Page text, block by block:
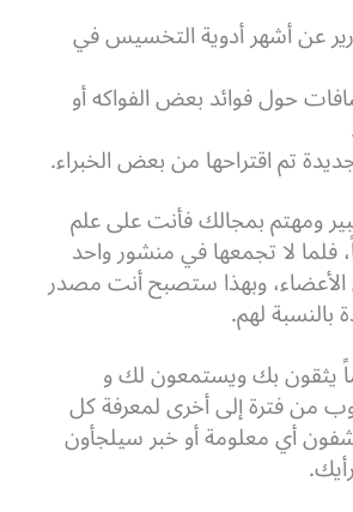
عن أشهر أدوية التخسيس في
حول فوائد بعض الفواكه أو
تم اقتراحها من بعض الخبراء.
ومهتم بمجالك فأنت على علم
فلما لا تجمعها في منشور واحد
وبهذا ستصبح أنت مصدر
بالنسبة لهم.
يثقون بك ويستمعون لك و
من فترة إلى أخرى لمعرفة كل
أي معلومة أو خبر سيلجأون